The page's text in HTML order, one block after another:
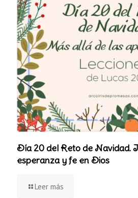
Día 20 del Reto de Navidad.
esperanza y fe en Dios
Leer más